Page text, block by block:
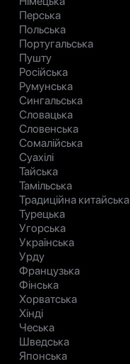
Перська
Польська
Португальська
Пушту
Російська
Румунська
Сингальська
Словацька
Словенська
Сомалійська
Суахілі
Тайська
Тамільська
Традиційна китайська
Турецька
Угорська
Українська
Урду
Французька
Фінська
Хорватська
Хінді
Чеська
Шведська
Японська